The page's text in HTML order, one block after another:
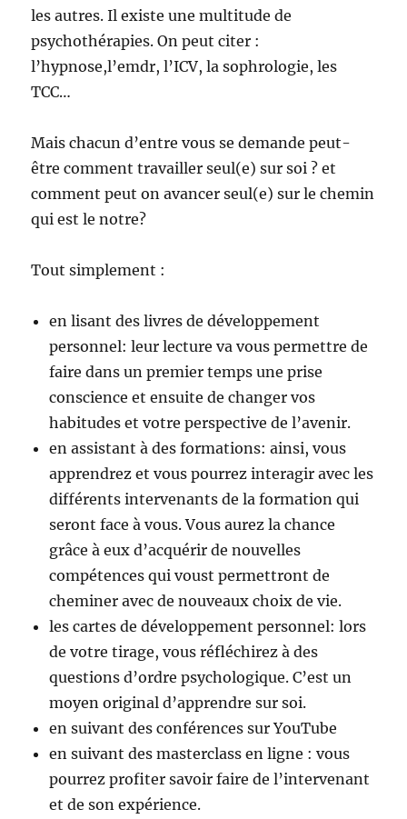
les autres. Il existe une multitude de
psychothérapies. On peut citer :
l’hypnose,l’emdr, l’ICV, la sophrologie, les
TCC…
Mais chacun d’entre vous se demande peut-
être comment travailler seul(e) sur soi ? et
comment peut on avancer seul(e) sur le chemin
qui est le notre?
Tout simplement :
en lisant des livres de développement
personnel: leur lecture va vous permettre de
faire dans un premier temps une prise
conscience et ensuite de changer vos
habitudes et votre perspective de l’avenir.
en assistant à des formations: ainsi, vous
apprendrez et vous pourrez interagir avec les
différents intervenants de la formation qui
seront face à vous. Vous aurez la chance
grâce à eux d’acquérir de nouvelles
compétences qui voust permettront de
cheminer avec de nouveaux choix de vie.
les cartes de développement personnel: lors
de votre tirage, vous réfléchirez à des
questions d’ordre psychologique. C’est un
moyen original d’apprendre sur soi.
en suivant des conférences sur YouTube
en suivant des masterclass en ligne : vous
pourrez profiter savoir faire de l’intervenant
et de son expérience.